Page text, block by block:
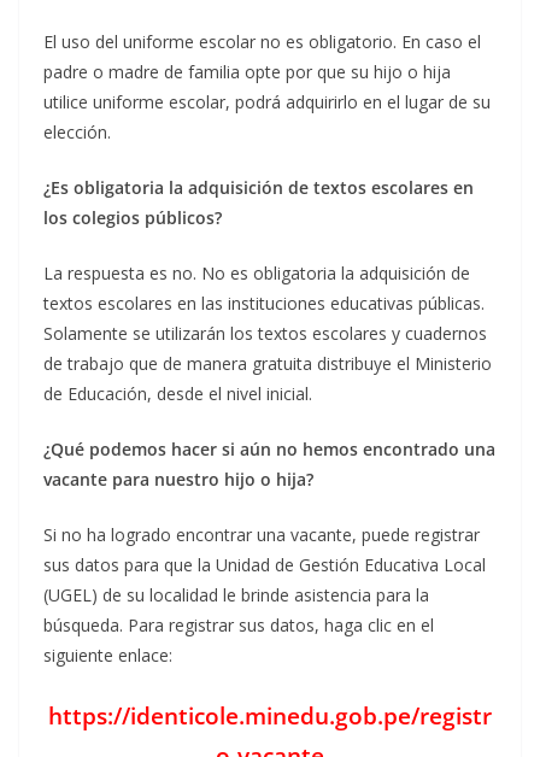
El uso del uniforme escolar no es obligatorio. En caso el
padre o madre de familia opte por que su hijo o hija
utilice uniforme escolar, podrá adquirirlo en el lugar de su
elección.
¿Es obligatoria la adquisición de textos escolares en
los colegios públicos?
La respuesta es no. No es obligatoria la adquisición de
textos escolares en las instituciones educativas públicas.
Solamente se utilizarán los textos escolares y cuadernos
de trabajo que de manera gratuita distribuye el Ministerio
de Educación, desde el nivel inicial.
¿Qué podemos hacer si aún no hemos encontrado una
vacante para nuestro hijo o hija?
Si no ha logrado encontrar una vacante, puede registrar
sus datos para que la Unidad de Gestión Educativa Local
(UGEL) de su localidad le brinde asistencia para la
búsqueda. Para registrar sus datos, haga clic en el
siguiente enlace:
https://identicole.minedu.gob.pe/registr